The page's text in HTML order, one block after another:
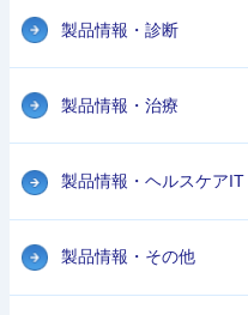
製品情報・診断
製品情報・治療
製品情報・ヘルスケアIT
製品情報・その他